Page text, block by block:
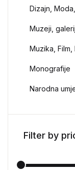
Dizajn,
Muzeji,
Muzika,
Monografije
Narodna
Filter by